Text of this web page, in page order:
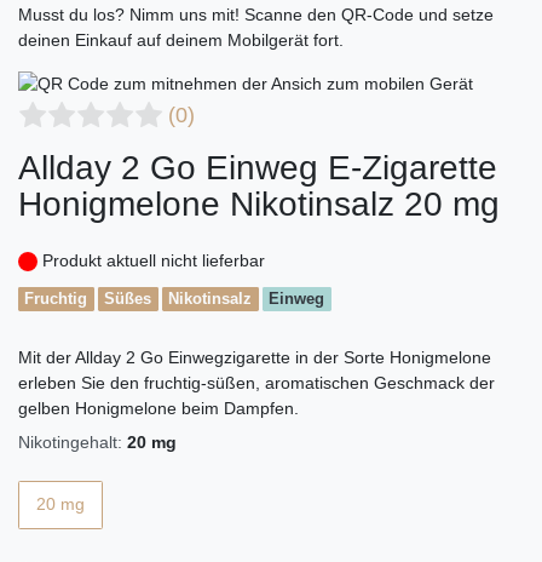
Musst du los? Nimm uns mit! Scanne den QR-Code und setze
deinen Einkauf auf deinem Mobilgerät fort.
(0)
Allday 2 Go Einweg E-Zigarette
Honigmelone Nikotinsalz 20 mg
Produkt aktuell nicht lieferbar
Fruchtig Süßes Nikotinsalz Einweg
Mit der Allday 2 Go Einwegzigarette in der Sorte Honigmelone
erleben Sie den fruchtig-süßen, aromatischen Geschmack der
gelben Honigmelone beim Dampfen.
Nikotingehalt: 20 mg
20 mg